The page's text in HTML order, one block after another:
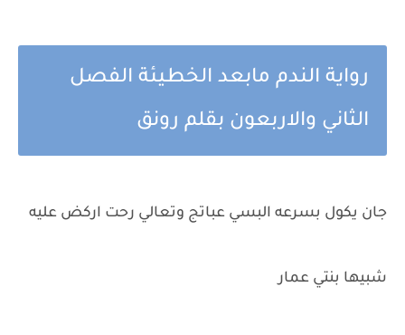
رواية الندم مابعد الخطيئة الفصل
الثاني والاربعون بقلم رونق
جان يكول بسرعه البسي عباتج وتعالي رحت اركض عليه
شبيها بنتي عمار